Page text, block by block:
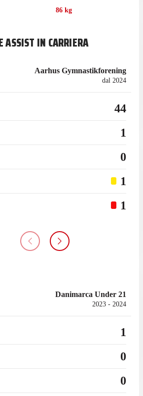
86 kg
ASSIST IN CARRIERA
Aarhus Gymnastikforening
dal 2024
44
1
0
1
1
Danimarca Under 21
2023 - 2024
1
0
0